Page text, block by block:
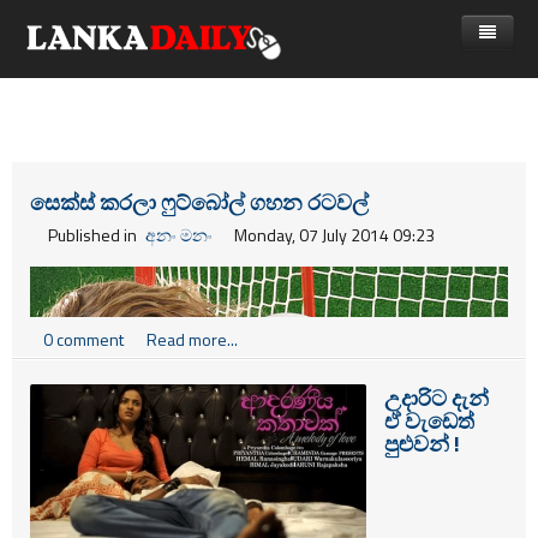
සෙක්ස් කරලා ෆුට්බෝල් ගහන රටවල්
Published in අනං මනං Monday, 07 July 2014 09:23
මේ දිනවල මුළු ලෝකයේම අවධානය යොමු වෙලා
0 comment Read more...
උදාරිට දැන්
ඒ වැඩෙත්
පුළුවන් !
ක්‍රීඩා
කලා
කාලීන සංවාද
විශේෂාංග
විඩියෝ ගැලරිය
විමසීම්
Advertise with us